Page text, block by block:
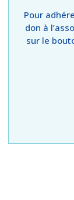
Pour
don à
sur le